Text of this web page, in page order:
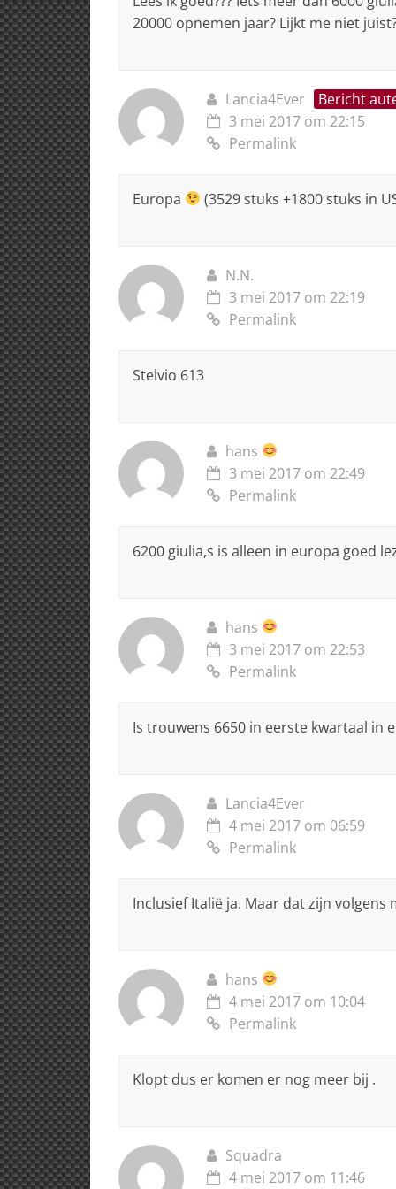
20000 opnemen jaar? Lijkt me niet
Lancia4Ever
Bericht
3 mei 2017 om 22:15
Permalink
Europa
(3529 stuks +1800 stuks in
N.N.
3 mei 2017 om 22:19
Permalink
Stelvio 613
hans
3 mei 2017 om 22:49
Permalink
6200 giulia,s is alleen in europa goed
hans
3 mei 2017 om 22:53
Permalink
Is trouwens 6650 in eerste kwartaal in
Lancia4Ever
4 mei 2017 om 06:59
Permalink
Inclusief Italië ja. Maar dat zijn
hans
4 mei 2017 om 10:04
Permalink
Klopt dus er komen er nog meer bij .
Squadra
4 mei 2017 om 11:46